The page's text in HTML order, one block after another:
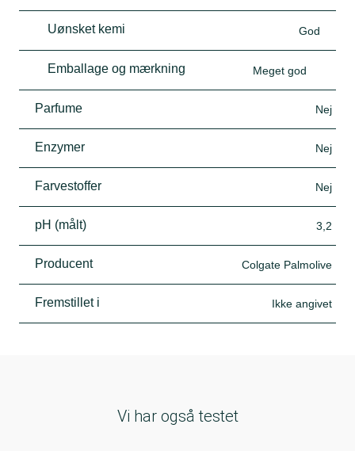
Uønsket kemi God
Emballage og mærkning Meget god
Parfume Nej
Enzymer Nej
Farvestoffer Nej
pH (målt) 3,2
Producent Colgate Palmolive
Fremstillet i Ikke angivet
Vi har også testet